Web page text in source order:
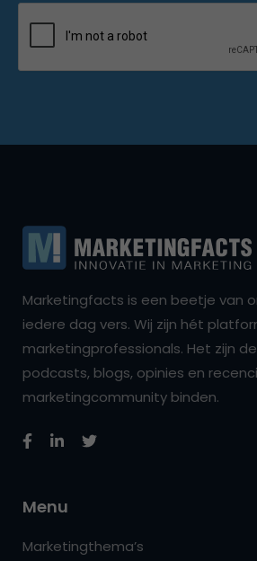
Marketingfacts is een beetje van
iedere dag vers. Wij zijn hét
marketingprofessionals. Het zijn
podcasts, blogs, opinies en
marketingcommunity binden.
Menu
Marketingthema’s